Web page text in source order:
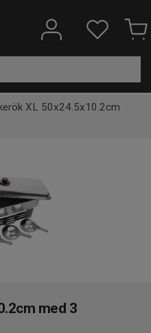
XL 50x24.5x10.2cm
med 3